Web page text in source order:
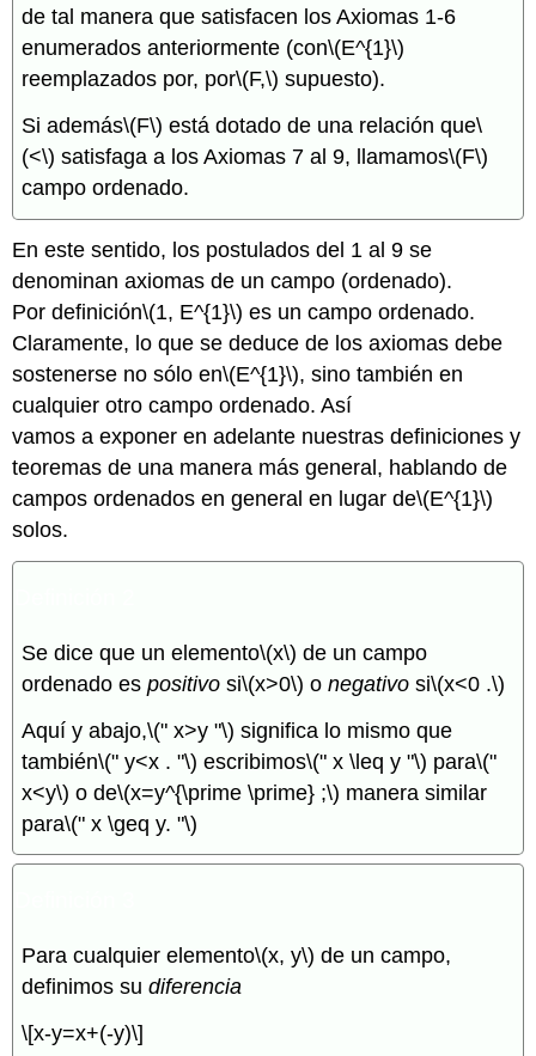
de tal manera que satisfacen los Axiomas 1-6
enumerados anteriormente (con\(E^{1}\)
reemplazados por, por\(F,\) supuesto).
Si además\(F\) está dotado de una relación que\
(<\) satisfaga a los Axiomas 7 al 9, llamamos\(F\)
campo ordenado.
En este sentido, los postulados del 1 al 9 se
denominan axiomas de un campo (ordenado).
Por definición\(1, E^{1}\) es un campo ordenado.
Claramente, lo que se deduce de los axiomas debe
sostenerse no sólo en\(E^{1}\), sino también en
cualquier otro campo ordenado. Así
vamos a exponer en adelante nuestras definiciones y
teoremas de una manera más general, hablando de
campos ordenados en general en lugar de\(E^{1}\)
solos.
Se dice que un elemento\(x\) de un campo
ordenado espositivo si\(x>0\) onegativo si\(x<0 .\)
Aquí y abajo,\(" x>y "\) significa lo mismo que
también\(" y<x . "\) escribimos\(" x \leq y "\) para\("
x<y\) o de\(x=y^{\prime \prime} ;\) manera similar
para\(" x \geq y. "\)
Para cualquier elemento\(x, y\) de un campo,
definimos sudiferencia
\[x-y=x+(-y)\]